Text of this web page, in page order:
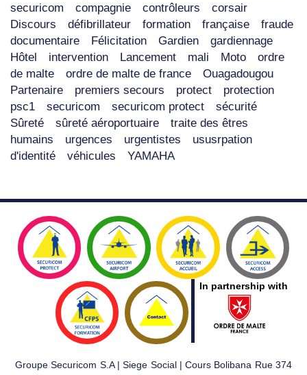
securicom
compagnie contrôleurs
corsair
Discours
défibrillateur formation française
fraude
documentaire
Félicitation Gardien
gardiennage
Hôtel
intervention Lancement mali Moto
ordre
de malte
ordre de malte de france
Ouagadougou
Partenaire
premiers secours protect
protection
psc1
securicom securicom protect
sécurité
Sûreté
sûreté aéroportuaire
traite des êtres
humains
urgences urgentistes
ususrpation
d'identité
véhicules YAMAHA
In partnership with
Groupe Securicom S.A | Siege Social | Cours Bolibana Rue 374